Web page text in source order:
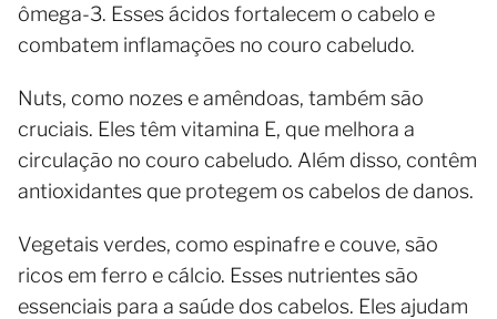
ômega-3. Esses ácidos fortalecem o cabelo e
combatem inflamações no couro cabeludo.
Nuts, como nozes e amêndoas, também são
cruciais. Eles têm vitamina E, que melhora a
circulação no couro cabeludo. Além disso, contêm
antioxidantes que protegem os cabelos de danos.
Vegetais verdes, como espinafre e couve, são
ricos em ferro e cálcio. Esses nutrientes são
essenciais para a saúde dos cabelos. Eles ajudam